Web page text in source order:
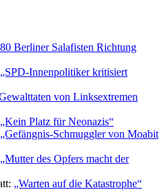
Berliner Salafisten Richtung
„SPD-Innenpolitiker kritisiert
von Linksextremen
„Kein Platz für Neonazis“
„Gefängnis-Schmuggler von Moabit
„Mutter des Opfers macht der
„Warten auf die Katastrophe“